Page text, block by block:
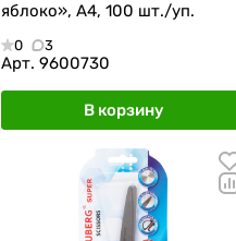
яблоко», А4, 100 шт./уп.
0 3
Арт. 9600730
В корзину